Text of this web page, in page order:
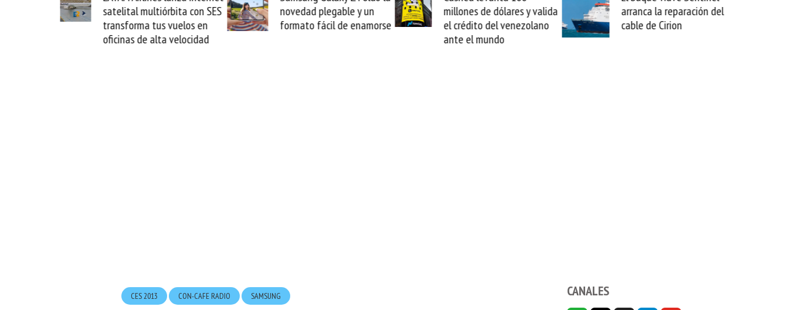
satelital multiórbita con SES
transforma tus vuelos en
oficinas de alta velocidad
novedad plegable y un
formato fácil de enamorse
millones de dólares y valida
el crédito del venezolano
ante el mundo
arranca la reparación del
cable de Cirion
CES 2013 CON-CAFE RADIO SAMSUNG CANALES